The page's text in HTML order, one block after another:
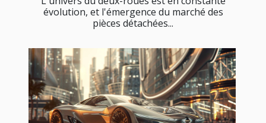
évolution, et l'émergence du marché des
pièces détachées...